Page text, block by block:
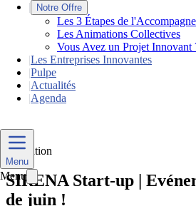
|
Notre Offre
Les 3 Étapes de
Les Animations Collectives
Vous Avez un Projet Innovant
|Les Entreprises Innovantes
|Pulpe
|Actualités
|Agenda
Menu
Menu
Formation
SIRENA Start-up |
de juin !